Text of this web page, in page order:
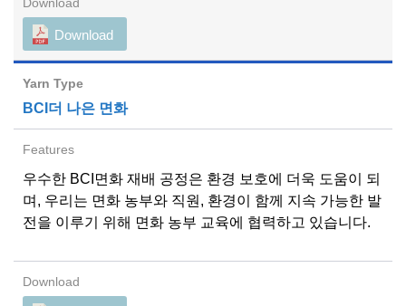
Download
BCI더 나은 면화
우수한 BCI면화 재배 공정은 환경 보호에 더욱 도움이 되
며, 우리는 면화 농부와 직원, 환경이 함께 지속 가능한 발
전을 이루기 위해 면화 농부 교육에 협력하고 있습니다.